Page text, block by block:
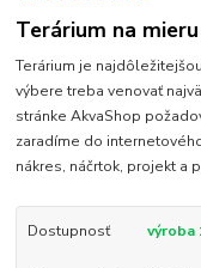
Terárium na
Terárium je
výbere treba venovať
stránke AkvaShop
zaradíme do
nákres, náčrtok, projekt a
Dostupnosť výroba